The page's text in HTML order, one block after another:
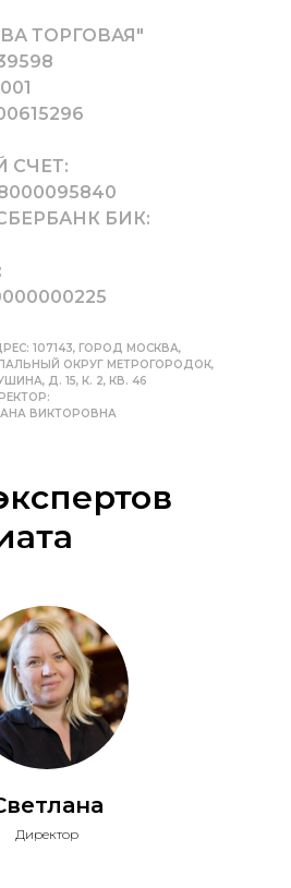
ТОРГОВАЯ"
СЧЕТ:
БИК:
107143, ГОРОД МОСКВА,
ОКРУГ МЕТРОГОРОДОК,
Д. 15, К. 2, КВ. 46
ВИКТОРОВНА
Директор